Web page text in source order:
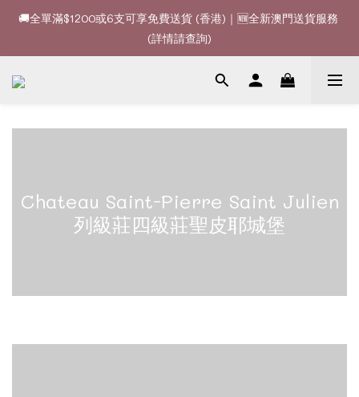
🚚全單滿$1200或6支可享免費送貨 (香港)｜🆕全新澳門送貨服務
(詳情請查詢)
🚚全單滿$1200或6支可享免費送貨 (香港)｜🆕全新澳門送貨服務
(詳情請查詢)
🍷酒款、優惠經常更新，請時刻追蹤我地😊｜🤵👰Wine Couple
🚚全單滿$1200或6支可享免費送貨 (香港)｜🆕全新澳門送貨服務
Chateau Saint-Pierre Saint Julien
列級莊四級莊聖皮耶城堡